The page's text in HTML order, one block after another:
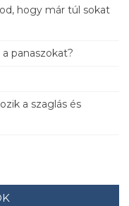
hogy már túl sokat
panaszokat?
a szaglás és